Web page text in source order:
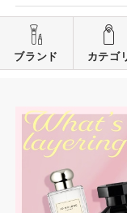
ブランド カテゴ